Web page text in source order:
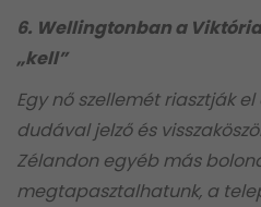
6. Wellingtonban a
„kell”
Egy nő szellemét riasztják
dudával jelző és
Zélandon egyéb más
megtapasztalhatunk, a